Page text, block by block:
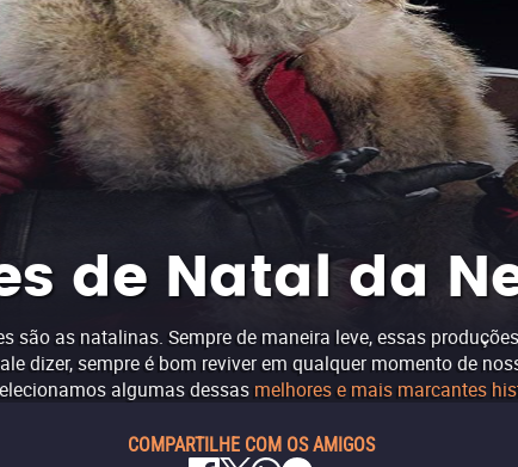
de Natal da
são as natalinas. Sempre de maneira leve, essas
dizer, sempre é bom reviver em qualquer momento de
algumas dessas melhores e mais marcantes
COMPARTILHE COM OS AMIGOS